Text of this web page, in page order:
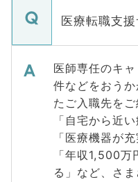
医療転職支
医師専任のキ
件などをおう
たご入職先をご
「自宅から近
「医療機器が
「年収1,500
る」など、さ